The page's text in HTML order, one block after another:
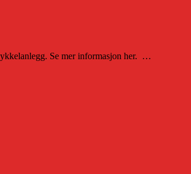
Se mer informasjon her. …